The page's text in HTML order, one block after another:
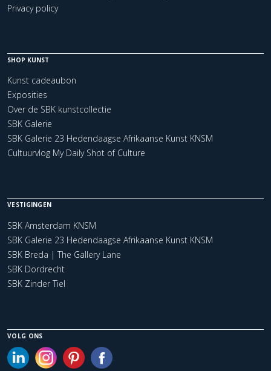
Privacy policy
SHOP KUNST
Kunst cadeaubon
Exposities
Over de SBK kunstcollectie
SBK Galerie
SBK Galerie 23 Hedendaagse Afrikaanse Kunst KNSM
Cultuurvlog My Daily Shot of Culture
VESTIGINGEN
SBK Amsterdam KNSM
SBK Galerie 23 Hedendaagse Afrikaanse Kunst KNSM
SBK Breda | The Gallery Lane
SBK Dordrecht
SBK Zinder Tiel
VOLG ONS